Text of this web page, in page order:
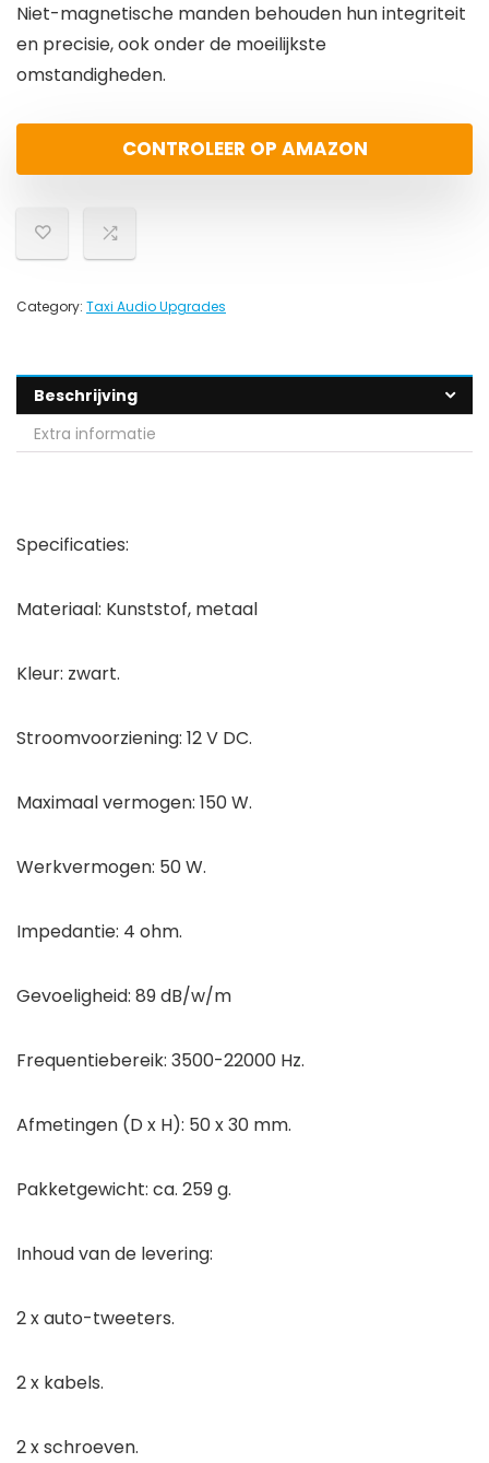
Niet-magnetische manden behouden hun integriteit
en precisie, ook onder de moeilijkste
omstandigheden.
CONTROLEER OP AMAZON
Category: Taxi Audio Upgrades
Beschrijving
Extra informatie
Specificaties:
Materiaal: Kunststof, metaal
Kleur: zwart.
Stroomvoorziening: 12 V DC.
Maximaal vermogen: 150 W.
Werkvermogen: 50 W.
Impedantie: 4 ohm.
Gevoeligheid: 89 dB/w/m
Frequentiebereik: 3500-22000 Hz.
Afmetingen (D x H): 50 x 30 mm.
Pakketgewicht: ca. 259 g.
Inhoud van de levering:
2 x auto-tweeters.
2 x kabels.
2 x schroeven.